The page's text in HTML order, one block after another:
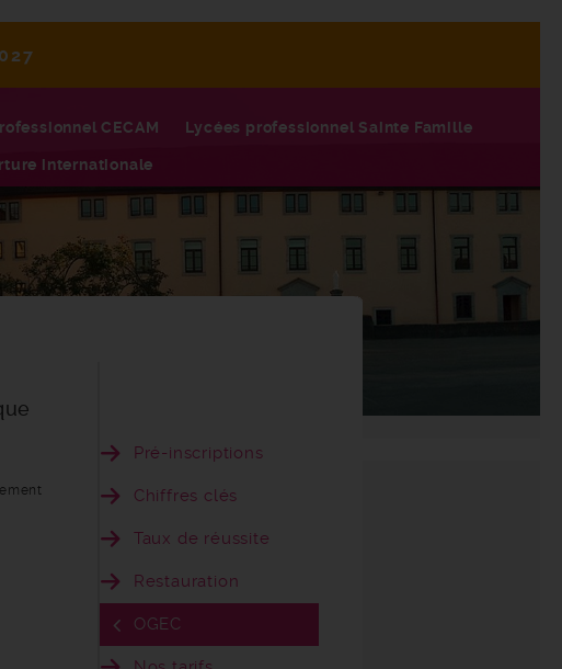
CECAM Lycées professionnel Sainte Famille
internationale
Pré-inscriptions
Chiffres clés
Taux de réussite
Restauration
OGEC